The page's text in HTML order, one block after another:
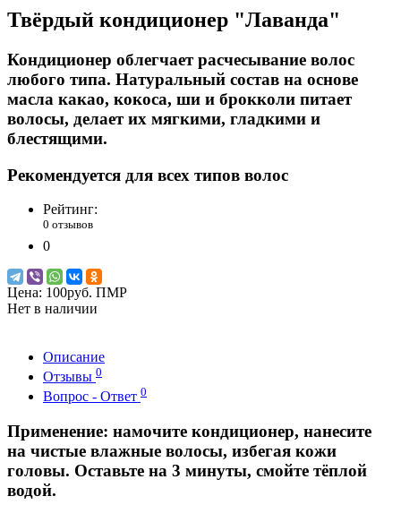
Твёрдый кондиционер "Лаванда"
Кондиционер облегчает расчесывание волос
любого типа. Натуральный состав на основе
масла какао, кокоса, ши и брокколи питает
волосы, делает их мягкими, гладкими и
блестящими.
Рекомендуется для всех типов волос
Рейтинг:
0 отзывов
0
Цена: 100руб. ПМР
Нет в наличии
Описание
Отзывы 0
Вопрос - Ответ 0
Применение: намочите кондиционер, нанесите
на чистые влажные волосы, избегая кожи
головы. Оставьте на 3 минуты, смойте тёплой
водой.